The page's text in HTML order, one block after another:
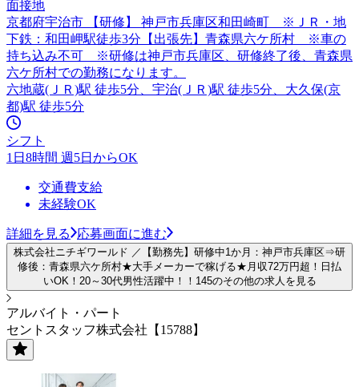
面接地
京都府宇治市 【研修】 神戸市兵庫区和田崎町 ※ＪＲ・地
下鉄：和田岬駅徒歩3分【出張先】青森県六ケ所村 ※車の
持ち込み不可 ※研修は神戸市兵庫区、研修終了後、青森県
六ケ所村での勤務になります。
六地蔵(ＪＲ)駅 徒歩5分、宇治(ＪＲ)駅 徒歩5分、大久保(京
都)駅 徒歩5分
シフト
1日8時間 週5日からOK
交通費支給
未経験OK
詳細を見る 応募画面に進む
株式会社ニチギワールド ／【勤務先】研修中1か月：神戸市兵庫区⇒研
修後：青森県六ケ所村★大手メーカーで稼げる★月収72万円超！日払
いOK！20～30代男性活躍中！！145のその他の求人を見る
アルバイト・パート
セントスタッフ株式会社【15788】